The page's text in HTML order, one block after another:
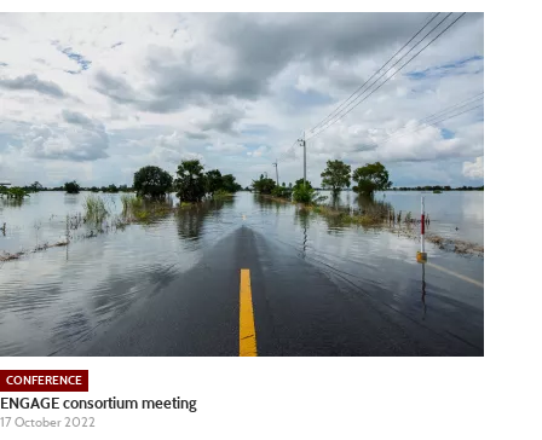
CONFERENCE
ENGAGE consortium meeting
17 October 2022